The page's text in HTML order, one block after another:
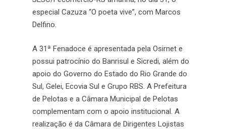
especial Cazuza “O poeta vive”, com Marcos
Delfino.
A 31ª Fenadoce é apresentada pela Osirnet e
possui patrocínio do Banrisul e Sicredi, além do
apoio do Governo do Estado do Rio Grande do
Sul, Gelei, Ecovia Sul e Grupo RBS. A Prefeitura
de Pelotas e a Câmara Municipal de Pelotas
complementam com o apoio institucional. A
realização é da Câmara de Dirigentes Lojistas